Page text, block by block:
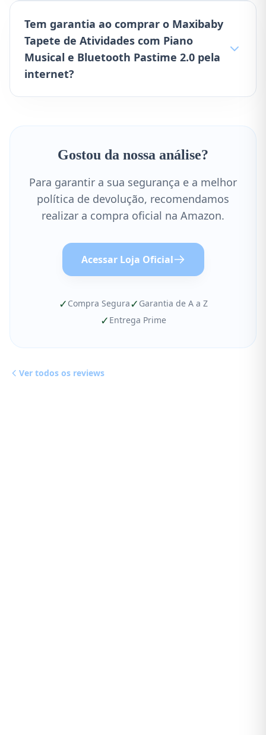
Tem garantia ao comprar o Maxibaby
Tapete de Atividades com Piano
Musical e Bluetooth Pastime 2.0 pela
internet?
Gostou da nossa análise?
Para garantir a sua segurança e a melhor
política de devolução, recomendamos
realizar a compra oficial na Amazon.
Acessar Loja Oficial
✓ Compra Segura✓ Garantia de A a Z
✓ Entrega Prime
Ver todos os reviews